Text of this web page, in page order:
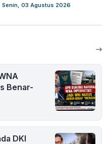
Senin, 03 Agustus 2026
Benar-
DKI